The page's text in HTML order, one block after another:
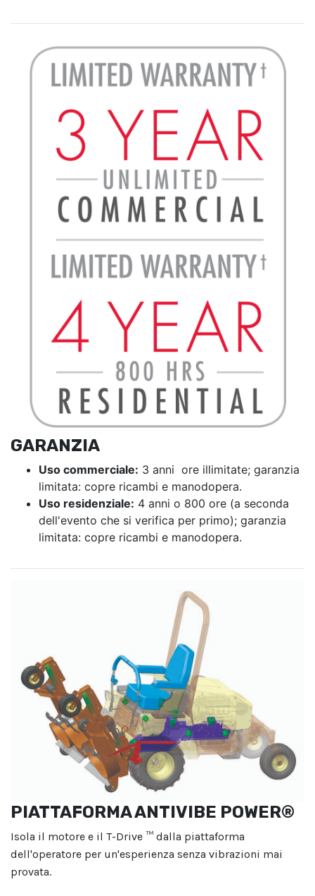
GARANZIA
Uso commerciale: 3 anni ore illimitate; garanzia
limitata: copre ricambi e manodopera.
Uso residenziale: 4 anni o 800 ore (a seconda
dell'evento che si verifica per primo); garanzia
limitata: copre ricambi e manodopera.
PIATTAFORMA ANTIVIBE POWER®
Isola il motore e il T-Drive ™ dalla piattaforma
dell'operatore per un'esperienza senza vibrazioni mai
provata.